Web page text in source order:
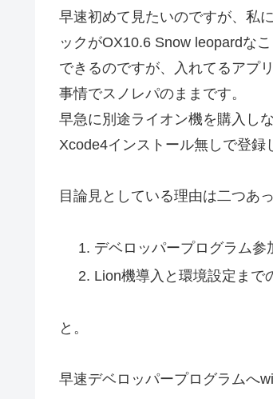
早速初めて見たいのですが、私
ックがOX10.6 Snow leopardな
できるのですが、入れてるアプ
事情でスノレパのままです。
早急に別途ライオン機を購入し
Xcode4インストール無しで登録
目論見としている理由は二つあっ
デベロッパープログラム参
Lion機導入と環境設定まで
と。
早速デベロッパープログラムへ